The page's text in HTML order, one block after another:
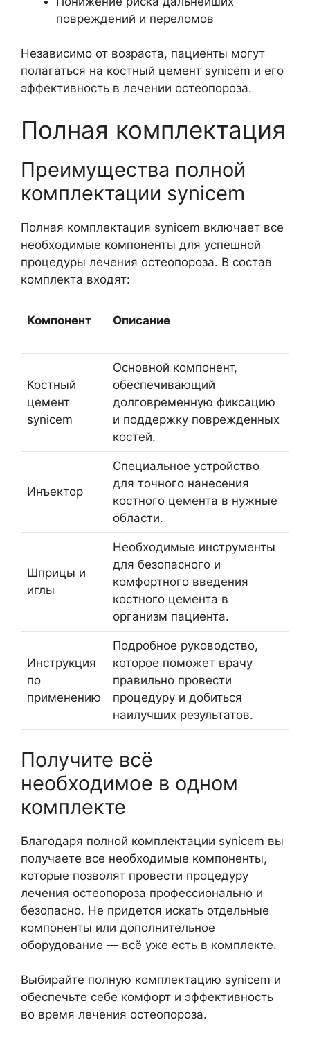
повреждений и переломов
Независимо от возраста, пациенты могут
полагаться на костный цемент synicem и его
эффективность в лечении остеопороза.
Полная комплектация
Преимущества полной
комплектации synicem
Полная комплектация synicem включает все
необходимые компоненты для успешной
процедуры лечения остеопороза. В состав
комплекта входят:
Компонент Описание
Костный
цемент
synicem
Основной компонент,
обеспечивающий
долговременную фиксацию
и поддержку поврежденных
костей.
Инъектор
Специальное устройство
для точного нанесения
костного цемента в нужные
области.
Шприцы и
иглы
Необходимые инструменты
для безопасного и
комфортного введения
костного цемента в
организм пациента.
Инструкция
по
применению
Подробное руководство,
которое поможет врачу
правильно провести
процедуру и добиться
наилучших результатов.
Получите всё
необходимое в одном
комплекте
Благодаря полной комплектации synicem вы
получаете все необходимые компоненты,
которые позволят провести процедуру
лечения остеопороза профессионально и
безопасно. Не придется искать отдельные
компоненты или дополнительное
оборудование — всё уже есть в комплекте.
Выбирайте полную комплектацию synicem и
обеспечьте себе комфорт и эффективность
во время лечения остеопороза.